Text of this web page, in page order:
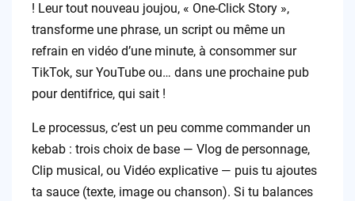
! Leur tout nouveau joujou, « One-Click Story »,
transforme une phrase, un script ou même un
refrain en vidéo d’une minute, à consommer sur
TikTok, sur YouTube ou… dans une prochaine pub
pour dentifrice, qui sait !
Le processus, c’est un peu comme commander un
kebab : trois choix de base — Vlog de personnage,
Clip musical, ou Vidéo explicative — puis tu ajoutes
ta sauce (texte, image ou chanson). Si tu balances